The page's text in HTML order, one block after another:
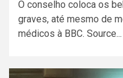
O conselho coloca os
graves, até mesmo de
médicos à BBC. Source...